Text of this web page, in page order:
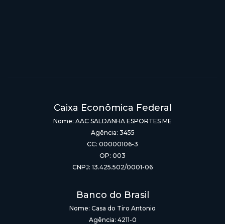
Caixa Econômica Federal
Nome: AAC SALDANHA ESPORTES ME
Agência: 3455
CC: 00000106-3
OP: 003
CNPJ: 13.425.502/0001-06
Banco do Brasil
Nome: Casa do Tiro Antonio
Agência: 4211-0